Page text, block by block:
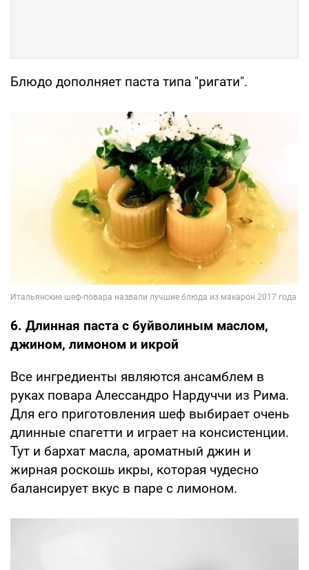
Блюдо дополняет паста типа "ригати".
6. Длинная паста с буйволиным маслом,
джином, лимоном и икрой
Все ингредиенты являются ансамблем в
руках повара Алессандро Нардуччи из Рима.
Для его приготовления шеф выбирает очень
длинные спагетти и играет на консистенции.
Тут и бархат масла, ароматный джин и
жирная роскошь икры, которая чудесно
балансирует вкус в паре с лимоном.